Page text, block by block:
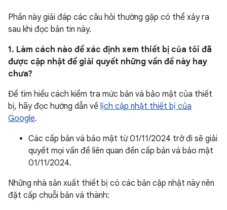
Phần này giải đáp các câu hỏi thường gặp có thể xảy ra
sau khi đọc bản tin này.
1. Làm cách nào để xác định xem thiết bị của tôi đã
được cập nhật để giải quyết những vấn đề này hay
chưa?
Để tìm hiểu cách kiểm tra mức bản vá bảo mật của thiết
bị, hãy đọc hướng dẫn về lịch cập nhật thiết bị của
Google.
Các cấp bản vá bảo mật từ 01/11/2024 trở đi sẽ giải
quyết mọi vấn đề liên quan đến cấp bản vá bảo mật
01/11/2024.
Những nhà sản xuất thiết bị có các bản cập nhật này nên
đặt cấp chuỗi bản vá thành: